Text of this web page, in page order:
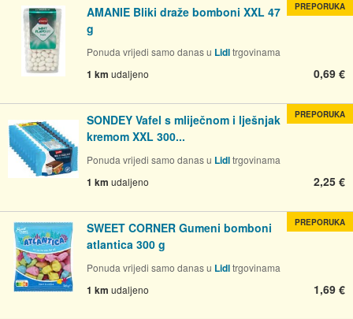
AMANIE Bliki draže bomboni XXL 47
g
Ponuda vrijedi samo danas u Lidltrgovinama
1 km udaljeno 0,69 €
PREPORUKA
SONDEY Vafel s mliječnom i lješnjak
kremom XXL 300...
Ponuda vrijedi samo danas u Lidltrgovinama
1 km udaljeno 2,25 €
PREPORUKA
SWEET CORNER Gumeni bomboni
atlantica 300 g
Ponuda vrijedi samo danas u Lidltrgovinama
1 km udaljeno 1,69 €
PREPORUKA